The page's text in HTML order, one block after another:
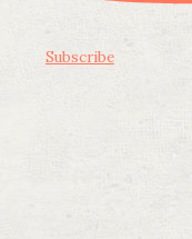
Subscribe